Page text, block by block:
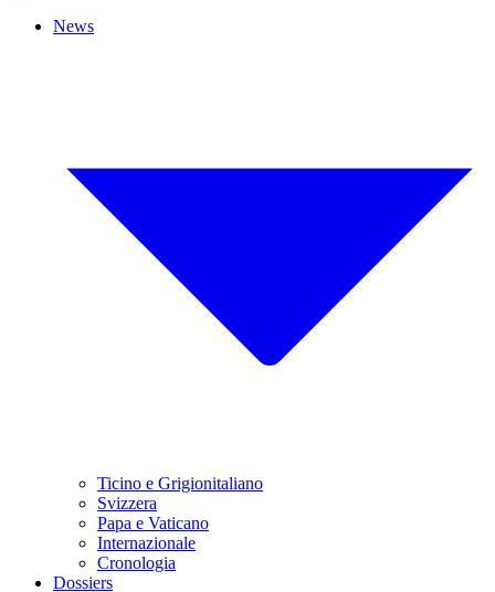
News
Ticino e Grigionitaliano
Svizzera
Papa e Vaticano
Internazionale
Cronologia
Dossiers